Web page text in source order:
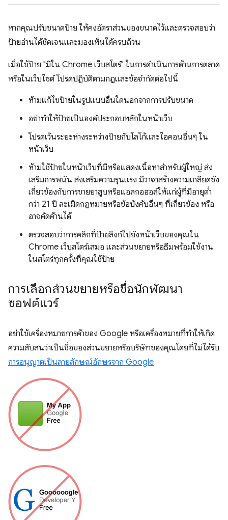
หากคุณปรับขนาดป้าย ให้คงอัตราส่วนของขนาดไว้และตรวจสอบว่า
ป้ายอ่านได้ชัดเจนและมองเห็นได้ครบถ้วน
เมื่อใช้ป้าย "มีใน Chrome เว็บสโตร์" ในการดำเนินการด้านการตลาด
หรือในเว็บไซต์ โปรดปฏิบัติตามกฎและข้อจำกัดต่อไปนี้
ห้ามแก้ไขป้ายในรูปแบบอื่นใดนอกจากการปรับขนาด
อย่าทำให้ป้ายเป็นองค์ประกอบหลักในหน้าเว็บ
โปรดเว้นระยะห่างระหว่างป้ายกับโลโก้และไอคอนอื่นๆ ใน
หน้าเว็บ
ห้ามใช้ป้ายในหน้าเว็บที่มีหรือแสดงเนื้อหาสำหรับผู้ใหญ่ ส่ง
เสริมการพนัน ส่งเสริมความรุนแรง มีวาจาสร้างความเกลียดชัง
เกี่ยวข้องกับการขายยาสูบหรือแอลกอฮอล์ให้แก่ผู้ที่มีอายุต่ำ
กว่า 21 ปี ละเมิดกฎหมายหรือข้อบังคับอื่นๆ ที่เกี่ยวข้อง หรือ
อาจคัดค้านได้
ตรวจสอบว่าการคลิกที่ป้ายลิงก์ไปยังหน้าเว็บของคุณใน
Chrome เว็บสโตร์เสมอ และส่วนขยายหรือธีมพร้อมใช้งาน
ในสโตร์ทุกครั้งที่คุณใช้ป้าย
การเลือกส่วนขยายหรือชื่อนักพัฒนา
ซอฟต์แวร์
อย่าใช้เครื่องหมายการค้าของ Google หรือเครื่องหมายที่ทำให้เกิด
ความสับสนว่าเป็นชื่อของส่วนขยายหรือบริษัทของคุณโดยที่ไม่ได้รับ
การอนุญาตเป็นลายลักษณ์อักษรจาก Google